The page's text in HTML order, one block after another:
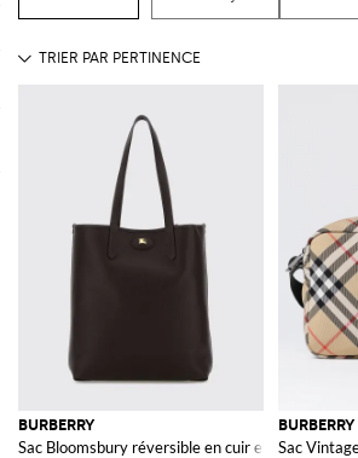
BURBERRY
Sac Bloomsbury réversible en cuir et tissu
BURBERRY
Sac